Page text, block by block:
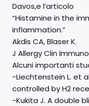
Davos,e l’articolo
“Histamine in the
inflammation.”
Akdis CA, Blaser K.
J Allergy Clin
Alcuni importanti
-Liechtenstein L. et
controlled by H2
-Kukita J. A double